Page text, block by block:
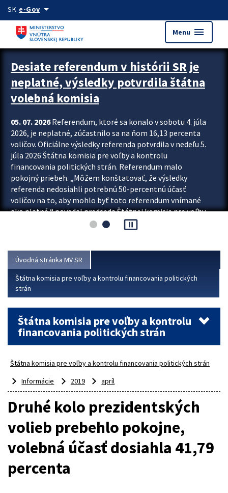
Preskocit na hlavný obsah
SK e-Govarrow_drop_down
Menu menu
Zastavit automatický posun upútavok
Desiate referendum v histórii SR je
neplatné, výsledky potvrdila štátna
volebná komisia
05. 07. 2026Referendum, ktoré sa konalo v sobotu 4. júla
2026, je neplatné, zúčastnilo sa na ňom 16,13 percenta
voličov. Oficiálne výsledky referenda potvrdila v nedeľu 5.
júla 2026 Štátna komisia pre voľby a kontrolu
financovania politických strán. Referendum malo
pokojný priebeh. „Môžem konštatovať, že výsledky
referenda nedosiahli potrebnú 50-percentnú účasť
voličov na to, aby mohlo byť toto referendum vnímané
ako platné,“ povedal predseda Štátnej komisie pre voľby
a kontrolu financovania politických...
pause_presentation
Úvodná stránka MV SR
Štátna komisia pre voľby a kontrolu financovania politických
strán
Štátna komisia pre voľby a kontrolu
financovania politických strán
Štátna komisia pre voľby a kontrolu financovania politických strán
Informácie
2019 apríl
Druhé kolo prezidentských
volieb prebehlo pokojne,
volebná účasť dosiahla 41,79
percenta